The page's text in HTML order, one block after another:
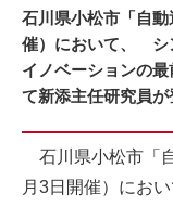
石川県小松市「自
催）において、 シ
イノベーションの
て新添主任研究員
石川県小松市「
月3日開催）におい